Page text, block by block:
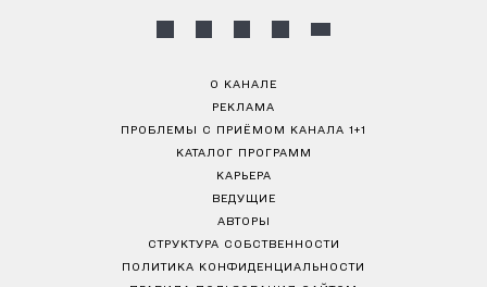
О КАНАЛЕ
РЕКЛАМА
ПРОБЛЕМЫ С ПРИЁМОМ КАНАЛА 1+1
КАТАЛОГ ПРОГРАММ
КАРЬЕРА
ВЕДУЩИЕ
АВТОРЫ
СТРУКТУРА СОБСТВЕННОСТИ
ПОЛИТИКА КОНФИДЕНЦИАЛЬНОСТИ